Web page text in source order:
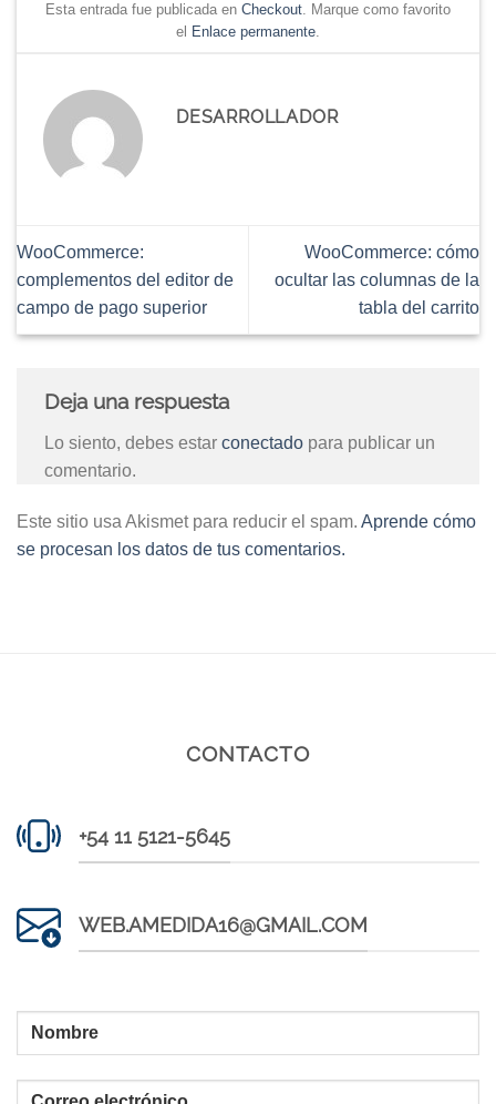
Esta entrada fue publicada en Checkout. Marque como favorito
el Enlace permanente.
DESARROLLADOR
WooCommerce:
complementos del editor de
campo de pago superior
WooCommerce: cómo
ocultar las columnas de la
tabla del carrito
Deja una respuesta
Lo siento, debes estar conectado para publicar un
comentario.
Este sitio usa Akismet para reducir el spam. Aprende cómo
se procesan los datos de tus comentarios.
CONTACTO
+54 11 5121-5645
WEB.AMEDIDA16@GMAIL.COM